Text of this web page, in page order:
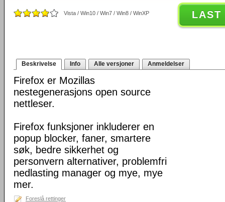
Vista / Win10 / Win7 / Win8 / WinXP LAST
Beskrivelse Info Alle versjoner Anmeldelser
Firefox er Mozillas
nestegenerasjons open source
nettleser.
Firefox funksjoner inkluderer en
popup blocker, faner, smartere
søk, bedre sikkerhet og
personvern alternativer, problemfri
nedlasting manager og mye, mye
mer.
Foreslå rettinger